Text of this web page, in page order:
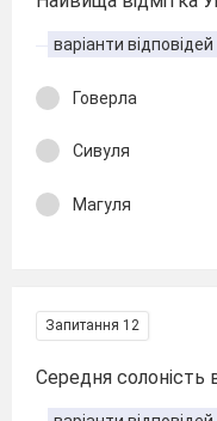
варіанти відповідей
Говерла
Сивуля
Магуля
Запитання 12
Середня солоність